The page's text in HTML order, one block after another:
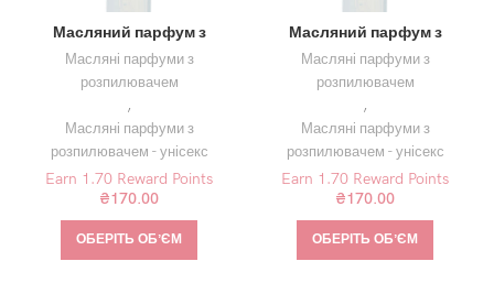
Масляний парфум з
розпилювачем Vanilla Sex
Масляні парфуми з
розпилювачем
,
Масляні парфуми з
розпилювачем - унісекс
Earn 1.70 Reward Points
₴170.00
ОБЕРІТЬ ОБʼЄМ
Масляний парфум з
розпилювачем Cassiopea
Масляні парфуми з
розпилювачем
,
Масляні парфуми з
розпилювачем - унісекс
Earn 1.70 Reward Points
₴170.00
ОБЕРІТЬ ОБʼЄМ